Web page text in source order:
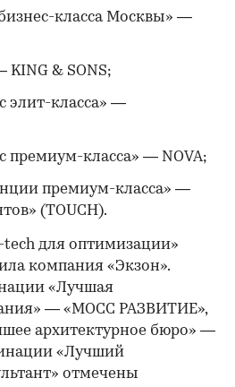
класса Москвы» —
& SONS;
элит-класса» —
премиум-класса» — NOVA;
премиум-класса» —
(TOUCH).
для оптимизации»
компания «Экзон».
«Лучшая
— «МОСС РАЗВИТИЕ»,
архитектурное бюро» —
«Лучший
отмечены